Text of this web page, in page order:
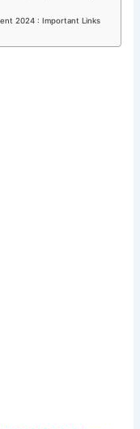
2024 : Important Links